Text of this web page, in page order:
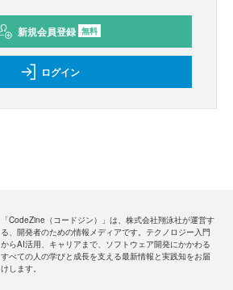
新規会員登録 無料
ログイン
「CodeZine（コードジン）」は、株式会社翔泳社が運営す
る、開発者のための情報メディアです。テクノロジー入門
からAI活用、キャリアまで、ソフトウェア開発にかかわる
すべての人の学びと成長を支える最新情報と実践知をお届
けします。